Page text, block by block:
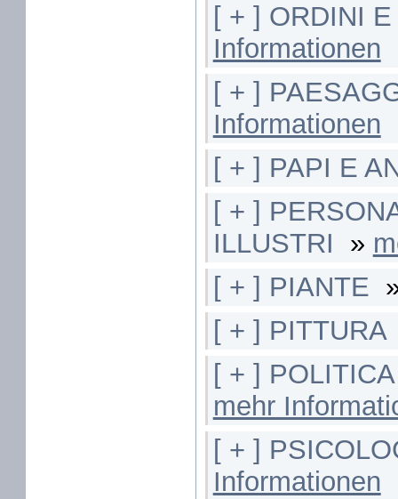
[ + ] ORDINI
Informationen
[ + ]
Informationen
[ + ] PAPI E
[ + ]
ILLUSTRI »
[ + ] PIANTE
[ + ] PITTURA
[ + ]
mehr
[ + ]
Informationen